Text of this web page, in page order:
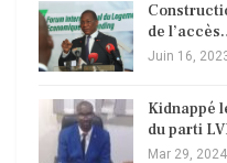
de
Juin 16,
Kidnappé
du parti
Mar 29, 2024